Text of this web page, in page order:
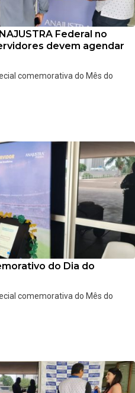
Federal no
devem agendar
comemorativa do Mês do
do Dia do
comemorativa do Mês do